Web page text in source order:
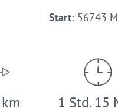
Start:56743
1 Std. 15